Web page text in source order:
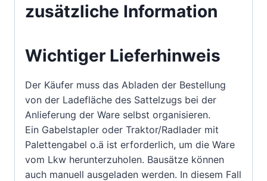
zusätzliche Information
Wichtiger Lieferhinweis
Der Käufer muss das Abladen der Bestellung
von der Ladefläche des Sattelzugs bei der
Anlieferung der Ware selbst organisieren.
Ein Gabelstapler oder Traktor/Radlader mit
Palettengabel o.ä ist erforderlich, um die Ware
vom Lkw herunterzuholen. Bausätze können
auch manuell ausgeladen werden. In diesem Fall